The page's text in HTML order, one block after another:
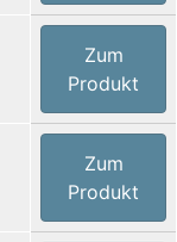
Zum
Produkt
Zum
Produkt